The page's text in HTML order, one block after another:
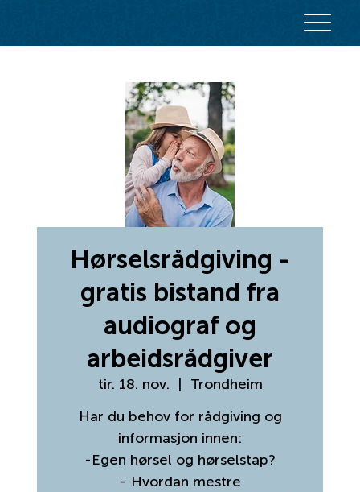
Hørselsrådgiving -
gratis bistand fra
audiograf og
arbeidsrådgiver
tir. 18. nov.
  |
Trondheim
Har du behov for rådgiving og
informasjon innen:
-Egen hørsel og hørselstap?
- Hvordan mestre